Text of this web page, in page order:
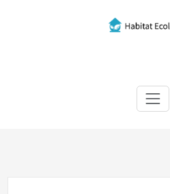
Habitat écologique